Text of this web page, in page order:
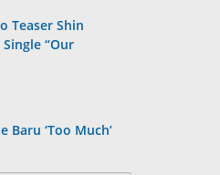
Teaser Shin
“Our
Baru ‘Too Much’